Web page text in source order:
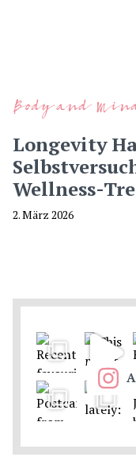
Body and
Longevity
Wellness-
2. März 2026